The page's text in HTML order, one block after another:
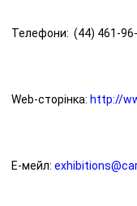
Телефони: (44) 461-
Web-сторінка: http://
E-мейл: